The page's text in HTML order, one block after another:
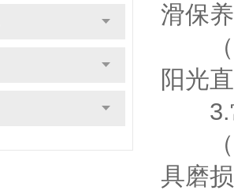
滑保
（3
阳光
3.常
（1
具磨